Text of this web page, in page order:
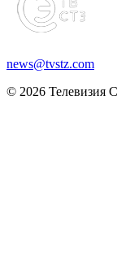
news@tvstz.com
© 2026 Телевизия